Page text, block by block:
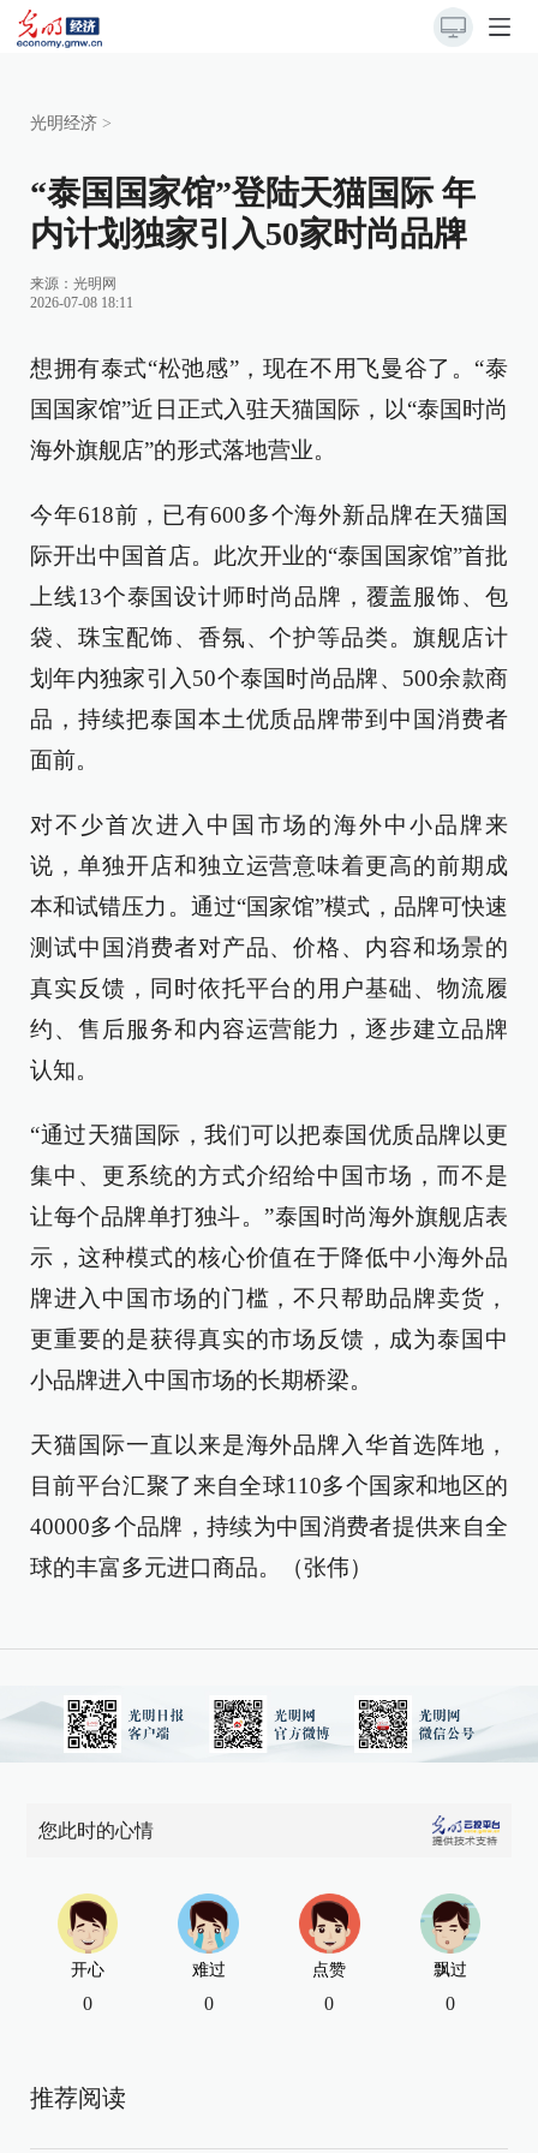
光明经济 >
“泰国国家馆”登陆天猫国际 年
内计划独家引入50家时尚品牌
来源： 光明网
2026-07-08 18:11
想拥有泰式“松弛感”，现在不用飞曼谷了。“泰
国国家馆”近日正式入驻天猫国际，以“泰国时尚
海外旗舰店”的形式落地营业。
今年618前，已有600多个海外新品牌在天猫国
际开出中国首店。此次开业的“泰国国家馆”首批
上线13个泰国设计师时尚品牌，覆盖服饰、包
袋、珠宝配饰、香氛、个护等品类。旗舰店计
划年内独家引入50个泰国时尚品牌、500余款商
品，持续把泰国本土优质品牌带到中国消费者
面前。
对不少首次进入中国市场的海外中小品牌来
说，单独开店和独立运营意味着更高的前期成
本和试错压力。通过“国家馆”模式，品牌可快速
测试中国消费者对产品、价格、内容和场景的
真实反馈，同时依托平台的用户基础、物流履
约、售后服务和内容运营能力，逐步建立品牌
认知。
“通过天猫国际，我们可以把泰国优质品牌以更
集中、更系统的方式介绍给中国市场，而不是
让每个品牌单打独斗。”泰国时尚海外旗舰店表
示，这种模式的核心价值在于降低中小海外品
牌进入中国市场的门槛，不只帮助品牌卖货，
更重要的是获得真实的市场反馈，成为泰国中
小品牌进入中国市场的长期桥梁。
天猫国际一直以来是海外品牌入华首选阵地，
目前平台汇聚了来自全球110多个国家和地区的
40000多个品牌，持续为中国消费者提供来自全
球的丰富多元进口商品。（张伟）
您此时的心情
开心
0
难过
0
点赞
0
飘过
0
推荐阅读